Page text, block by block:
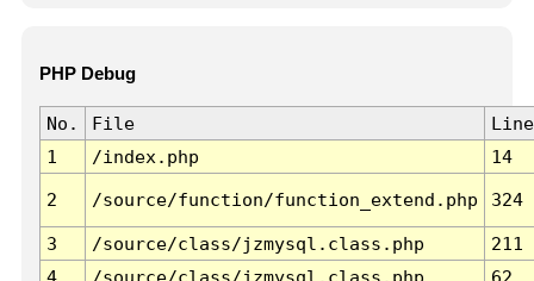
PHP Debug
No. File
Line
1
/index.php 14
2 /source/function/function_extend.php 324
3 /source/class/jzmysql.class.php
211
4
/source/class/jzmysql.class.php
62